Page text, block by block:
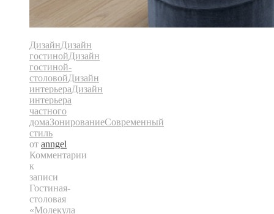
ДизайнДизайн
гостинойДизайн
гостиной-
столовойДизайн
интерьераДизайн
интерьера
частного
домаЗонированиеСовременный
стиль
от anngel
Комментарии
к
записи
Гостиная-
столовая
«Молекула